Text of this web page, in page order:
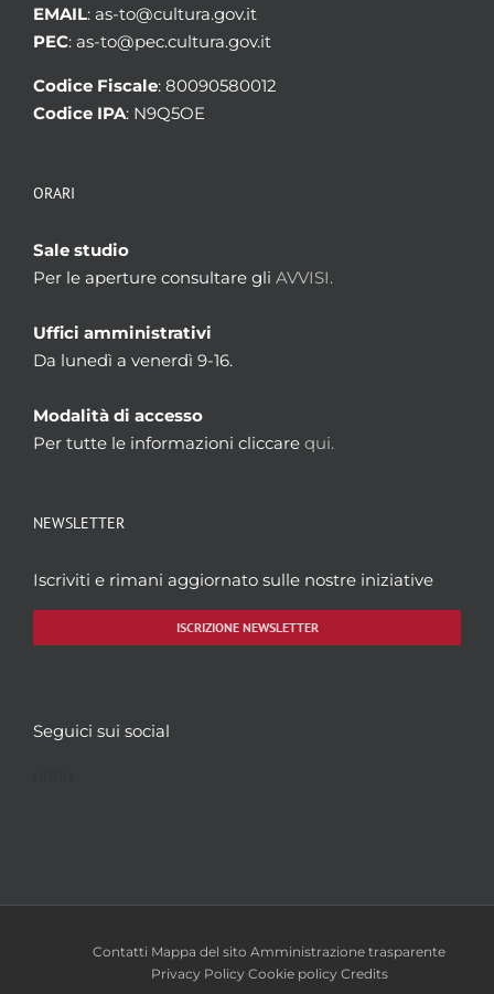
EMAIL: as-to@cultura.gov.it
PEC: as-to@pec.cultura.gov.it
Codice Fiscale: 80090580012
Codice IPA: N9Q5OE
ORARI
Sale studio
Per le aperture consultare gli AVVISI.
Uffici amministrativi
Da lunedì a venerdì 9-16.
Modalità di accesso
Per tutte le informazioni cliccare qui.
NEWSLETTER
Iscriviti e rimani aggiornato sulle nostre iniziative
ISCRIZIONE NEWSLETTER
Seguici sui social
Contatti Mappa del sito Amministrazione trasparente
Privacy Policy Cookie policy Credits